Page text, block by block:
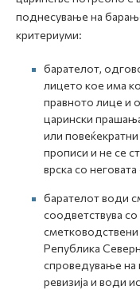
поднесување на
критериуми:
барателот,
лицето кое има
правното лице и
царински
или
прописи и не се
врска со
барателот води
соодветствува
Република
спроведување на
ревизија и води